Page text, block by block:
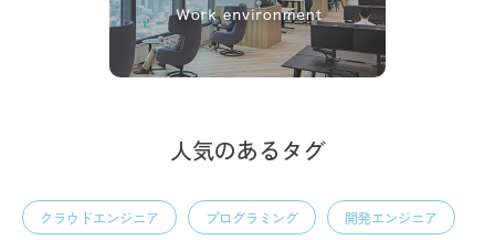
人気のあるタグ
クラウドエンジニア プログラミング 開発エンジニア